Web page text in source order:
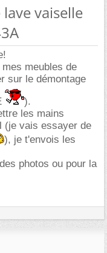
vaiselle
meubles de
sur le démontage
).
les mains
(je vais essayer de
), je t'envois les
photos ou pour la